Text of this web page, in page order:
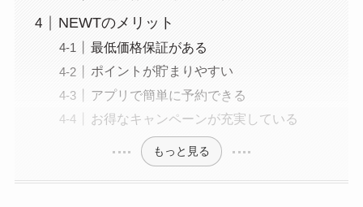
NEWTのメリット
最低価格保証がある
ポイントが貯まりやすい
アプリで簡単に予約できる
お得なキャンペーンが充実している
もっと見る